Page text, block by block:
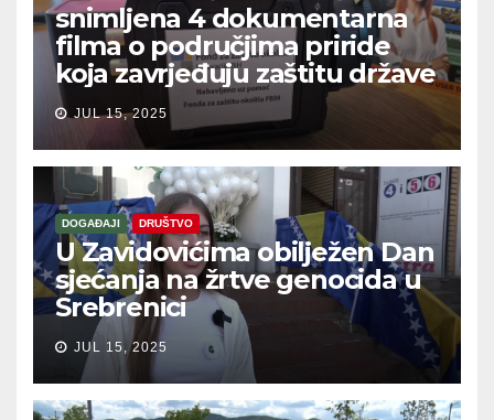
snimljena 4 dokumentarna
filma o područjima priride
koja zavrjeđuju zaštitu države
JUL 15, 2025
DOGAĐAJI DRUŠTVO
U Zavidovićima obilježen Dan
sjećanja na žrtve genocida u
Srebrenici
JUL 15, 2025